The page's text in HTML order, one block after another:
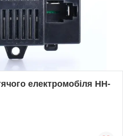
електромобіля HH-